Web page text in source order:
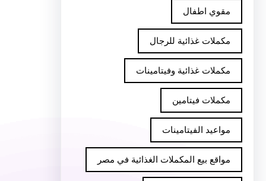
مقوي اطفال
مكملات غذائية للرجال
مكملات غذائية وفيتامينات
مكملات فيتامين
مواعيد الفيتامينات
مواقع بيع المكملات الغذائية في مصر